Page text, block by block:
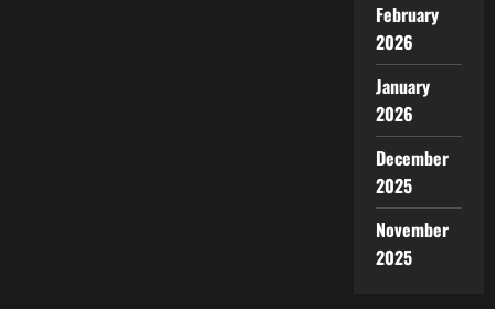
February
2026
January
2026
December
2025
November
2025